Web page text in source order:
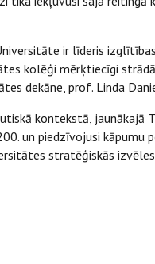
ir līderis
kolēģi mērķtiecīgi
dekāne, prof. Linda
kontekstā, jaunākajā
un piedzīvojusi kāpumu
stratēģiskās